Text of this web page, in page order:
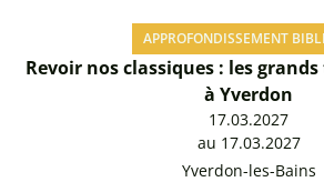
APPROFONDISSEMENT
Revoir nos classiques : les
à Yverdon
17.03.2027
au 17.03.2027
Yverdon-les-Bains